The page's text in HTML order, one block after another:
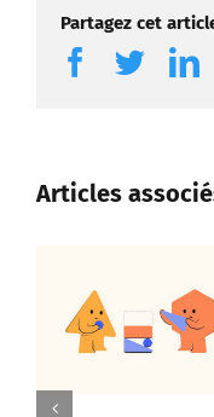
Partagez cet
Facebook
Articles